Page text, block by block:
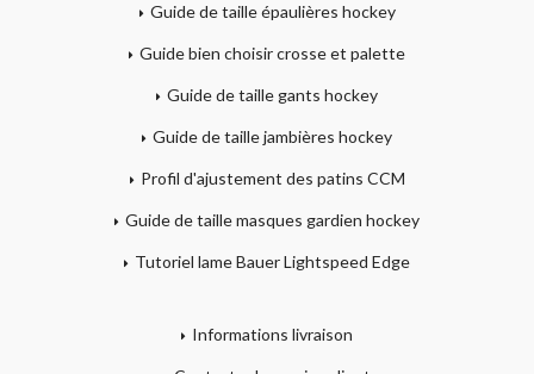
Guide de taille épaulières hockey
Guide bien choisir crosse et palette
Guide de taille gants hockey
Guide de taille jambières hockey
Profil d'ajustement des patins CCM
Guide de taille masques gardien hockey
Tutoriel lame Bauer Lightspeed Edge
Informations livraison